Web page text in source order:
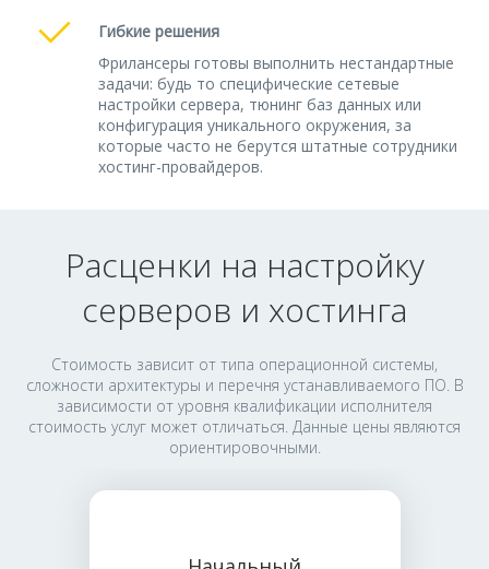
Гибкие решения
Фрилансеры готовы выполнить нестандартные
задачи: будь то специфические сетевые
настройки сервера, тюнинг баз данных или
конфигурация уникального окружения, за
которые часто не берутся штатные сотрудники
хостинг-провайдеров.
Расценки на настройку
серверов и хостинга
Стоимость зависит от типа операционной системы,
сложности архитектуры и перечня устанавливаемого ПО. В
зависимости от уровня квалификации исполнителя
стоимость услуг может отличаться. Данные цены являются
ориентировочными.